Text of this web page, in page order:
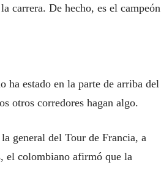
carrera. De hecho, es el campeón
ha estado en la parte de arriba del
otros corredores hagan algo.
general del Tour de Francia, a
el colombiano afirmó que la